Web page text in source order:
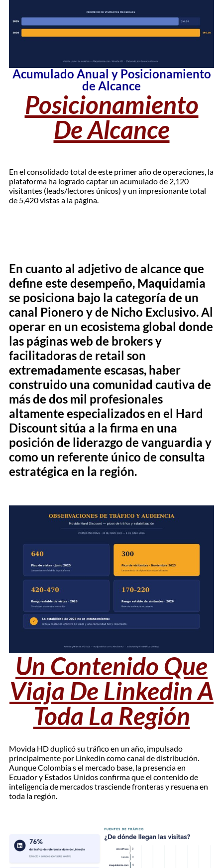
Acumulado Anual y Posicionamiento
de Alcance
Posicionamiento
De Alcance
​En el consolidado total de este primer año de operaciones, la
plataforma ha logrado captar un acumulado de 2,120
visitantes (leads/lectores únicos) y un impresionante total
de 5,420 vistas a la página.
​En cuanto al adjetivo de alcance que
define este desempeño, Maquidamia
se posiciona bajo la categoría de un
canal Pionero y de Nicho Exclusivo. Al
operar en un ecosistema global donde
las páginas web de brokers y
facilitadoras de retail son
extremadamente escasas, haber
construido una comunidad cautiva de
más de dos mil profesionales
altamente especializados en el Hard
Discount sitúa a la firma en una
posición de liderazgo de vanguardia y
como un referente único de consulta
estratégica en la región.
Un Contenido Que
Viaja De Linkedin A
Toda La Región
Movida HD duplicó su tráfico en un año, impulsado
principalmente por Linkedin como canal de distribución.
Aunque Colombia s el mercado base, la presencia en
Ecuador y Estados Unidos confirma que el contenido de
inteligencia de mercados trasciende fronteras y resuena en
toda la región.